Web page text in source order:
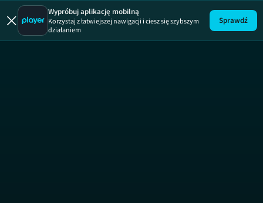
Mój
Wypróbuj aplikację mobilną
Korzystaj z łatwiejszej nawigacji i ciesz się szybszym
działaniem
Sprawdź